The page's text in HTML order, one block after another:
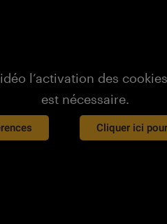
l’activation des
est nécessaire.
Cliquer ici